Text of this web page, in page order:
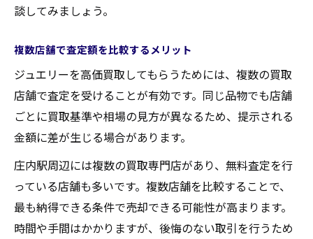
談してみましょう。
複数店舗で査定額を比較するメリット
ジュエリーを高価買取してもらうためには、複数の買取
店舗で査定を受けることが有効です。同じ品物でも店舗
ごとに買取基準や相場の見方が異なるため、提示される
金額に差が生じる場合があります。
庄内駅周辺には複数の買取専門店があり、無料査定を行
っている店舗も多いです。複数店舗を比較することで、
最も納得できる条件で売却できる可能性が高まります。
時間や手間はかかりますが、後悔のない取引を行うため